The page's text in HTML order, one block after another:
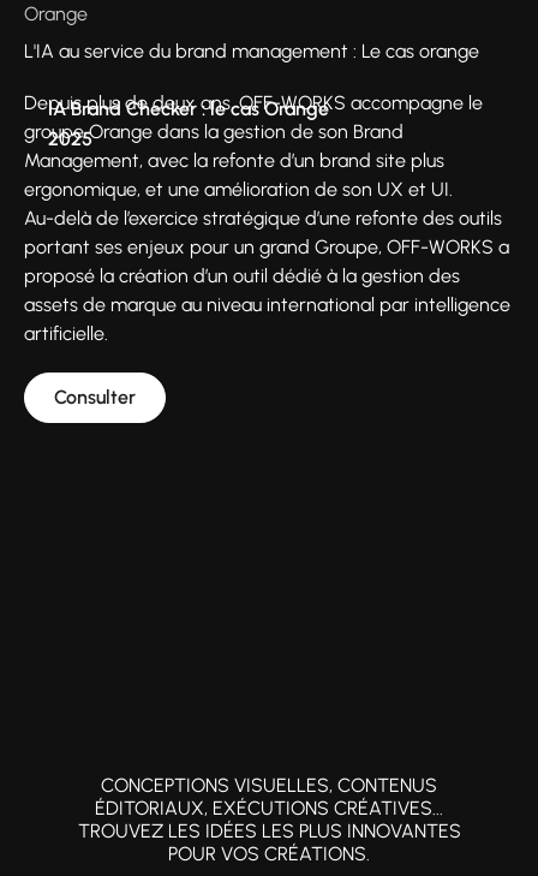
IA Brand Checker : le cas Orange
2025
Orange
L'IA au service du brand management : Le cas orange
Depuis plus de deux ans, OFF-WORKS accompagne le
groupe Orange dans la gestion de son Brand
Management, avec la refonte d’un brand site plus
ergonomique, et une amélioration de son UX et UI.
Au-delà de l’exercice stratégique d’une refonte des outils
portant ses enjeux pour un grand Groupe, OFF-WORKS a
proposé la création d’un outil dédié à la gestion des
assets de marque au niveau international par intelligence
artificielle.
Consulter
CONCEPTIONS VISUELLES, CONTENUS
ÉDITORIAUX, EXÉCUTIONS CRÉATIVES...
TROUVEZ LES IDÉES LES PLUS INNOVANTES
POUR VOS CRÉATIONS.